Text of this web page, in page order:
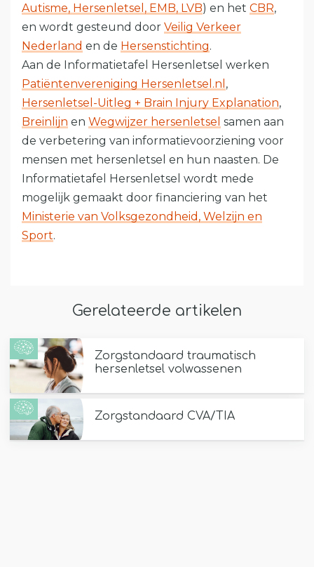
Autisme, Hersenletsel, EMB, LVB) en het CBR,
en wordt gesteund door Veilig Verkeer
Nederland en de Hersenstichting.
Aan de Informatietafel Hersenletsel werken
Patiëntenvereniging Hersenletsel.nl ,
Hersenletsel-Uitleg + Brain Injury Explanation,
Breinlijn en Wegwijzer hersenletsel samen aan
de verbetering van informatievoorziening voor
mensen met hersenletsel en hun naasten. De
Informatietafel Hersenletsel wordt mede
mogelijk gemaakt door financiering van het
Ministerie van Volksgezondheid, Welzijn en
Sport.
Gerelateerde artikelen
Zorgstandaard traumatisch
hersenletsel volwassenen
Zorgstandaard CVA/TIA